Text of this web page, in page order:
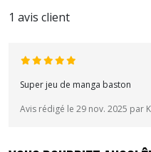
1 avis client
Super jeu de manga baston
Avis rédigé le 29 nov. 2025 par